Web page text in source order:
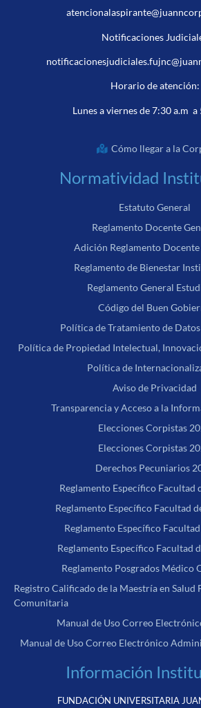
Notificaciones
Horario de atención:
Lunes a viernes de 7:30 a.m a
Cómo llegar a la
Normatividad
Estatuto General
Reglamento Docente
Adición Reglamento Docente
Reglamento de Bienestar
Reglamento General
Código del Buen
Política de Tratamiento de
Política de Propiedad Intelectual,
Política de
Aviso de Privacidad
Transparencia y Acceso a la
Elecciones Corpistas
Elecciones Corpistas
Derechos Pecuniarios
Reglamento Específico Facultad
Reglamento Específico Facultad
Reglamento Específico
Reglamento Específico Facultad
Reglamento Posgrados Médico
Registro Calificado de la Maestría en Salud
Comunitaria
Manual de Uso Correo
Manual de Uso Correo Electrónico
Información
FUNDACIÓN UNIVERSITARIA